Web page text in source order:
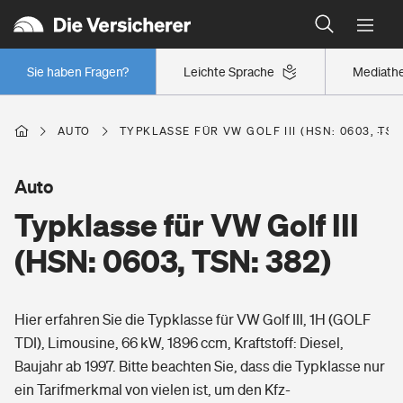
Leichte Sprache
Sie haben Fragen?
Wer versichert was: Jetzt Versicherer finden
Regionalklassen: So ist Ihre Region eingestuft
Wer versichert was: Jetzt Versicherer finden
Berufsunfähigkeitsversicherung
Erwerbsunfähigkeitsversicherung
Grundfähigkeitsversicherung
Arbeitsrechtsschutz
Wohnen
Freizeit
Pri­vate Haft­pflicht­
Gesundheit
AUTO TYPKLASSE FÜR VW GOLF III (HSN: 0603,
Typklasse für VW Golf III
(HSN: 0603, TSN: 382)
Auto
Hier erfahren Sie die Typklasse für VW Golf III, 1H (GOLF
TDI), Limousine, 66 kW, 1896 ccm, Kraftstoff: Diesel,
Baujahr ab 1997. Bitte beachten Sie, dass die Typklasse nur
ein Tarifmerkmal von vielen ist, um den Kfz-